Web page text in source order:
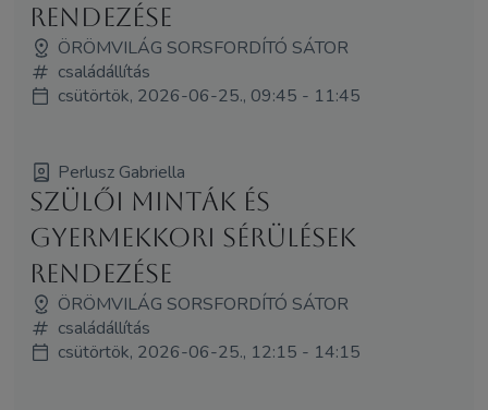
rendezése
ÖRÖMVILÁG SORSFORDÍTÓ SÁTOR
családállítás
csütörtök, 2026-06-25., 09:45 - 11:45
Perlusz Gabriella
Szülői minták és
gyermekkori sérülések
rendezése
ÖRÖMVILÁG SORSFORDÍTÓ SÁTOR
családállítás
csütörtök, 2026-06-25., 12:15 - 14:15